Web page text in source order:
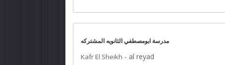
مدرسة ابومصطفي الثانويه المشتركه
Kafr El Sheikh - al reyad